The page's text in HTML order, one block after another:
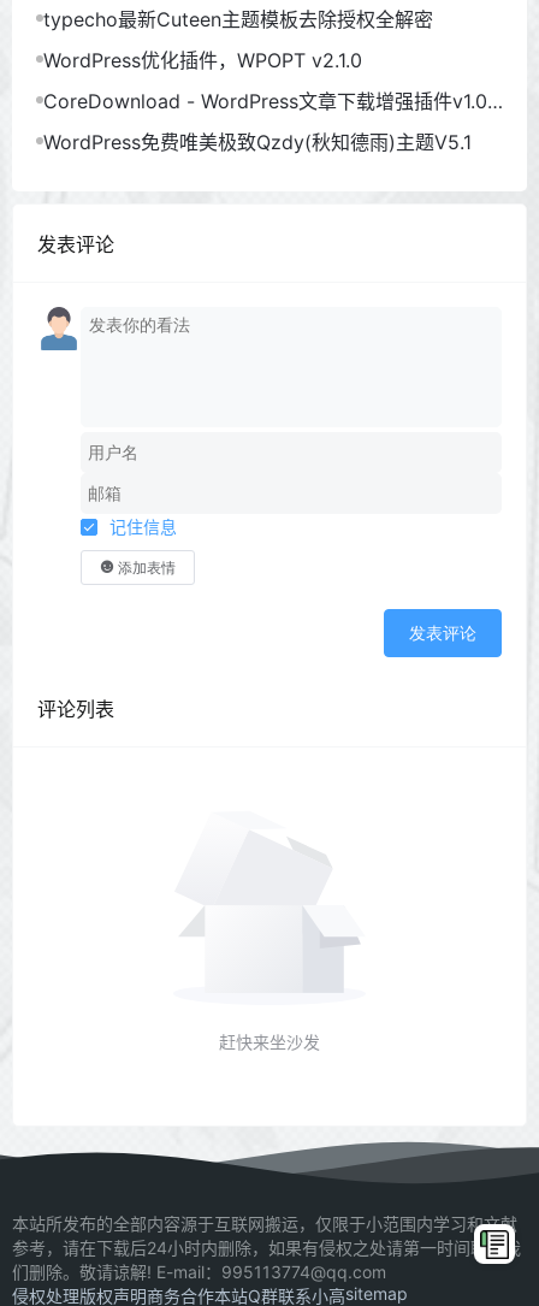
typecho最新Cuteen主题模板去除授权全解密
WordPress优化插件，WPOPT v2.1.0
CoreDownload - WordPress文章下载增强插件v1.0.
WordPress免费唯美极致Qzdy(秋知德雨)主题V5.1
发表评论
记住信息
添加表情
发表评论
评论列表
赶快来坐沙发
本站所发布的全部内容源于互联网搬运，仅限于小范围内学习和文献
参考，请在下载后24小时内删除，如果有侵权之处请第一时间联系我
们删除。敬请谅解! E-mail：995113774@qq.com
侵权处理版权声明商务合作本站Q群联系小高sitemap